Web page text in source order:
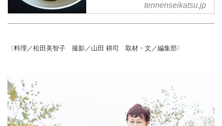
tennenseikatsu.jp
〈料理／松田美智子 撮影／山田 耕司 取材・文／編集部〉